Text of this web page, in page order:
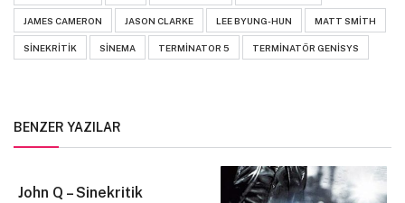
JAMES CAMERON JASON CLARKE LEE BYUNG-HUN MATT SMITH
SINEKRITIK SINEMA TERMINATOR 5 TERMINATÖR GENISYS
BENZER YAZILAR
John Q – Sinekritik